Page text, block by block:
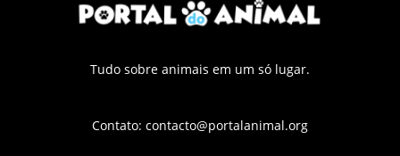
Tudo sobre animais em um só lugar.
Contato: contacto@portalanimal.org